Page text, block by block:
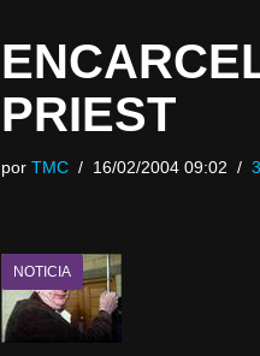
PRIEST
por TMC 16/02/2004 09:02
NOTICIA